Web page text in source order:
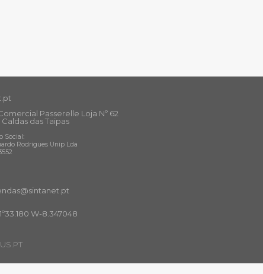
Passerelle Loja Nº 62
Caldas das Taipas
Social:
Rodrigues Unip Lda
.pt
W-8.347048